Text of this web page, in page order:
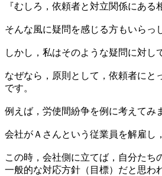
『むしろ，依頼者と対立関係にあ
そんな風に疑問を感じる方もいらっ
しかし，私はそのような疑問に対し
なぜなら，原則として，依頼者にと
です。
例えば，労使間紛争を例に考えてみ
会社がＡさんという従業員を解雇し
この時，会社側に立てば，自分た
一般的な対応方針（目標）だと思わ